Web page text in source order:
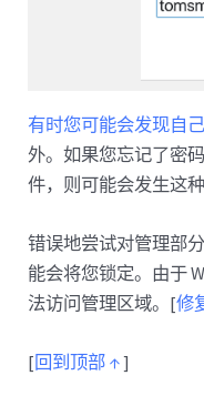
有时您可能会发现自
外。如果您忘记了密
件，则可能会发生这种
错误地尝试对管理部
能会将您锁定。由于
法访问管理区域。[修
[回到顶部 ↑]